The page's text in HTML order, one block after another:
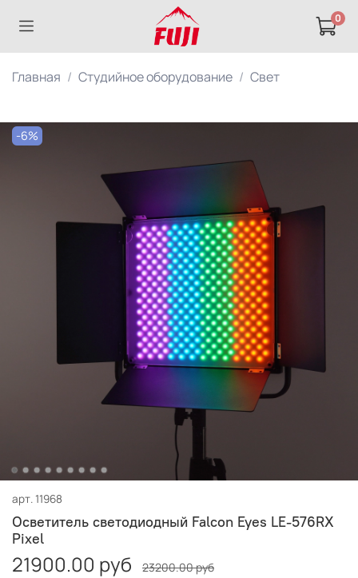
0
Главная Студийное оборудование Свет
-6%
арт. 11968
Осветитель светодиодный Falcon Eyes LE-576RX
Pixel
21900.00 руб 23200.00 руб